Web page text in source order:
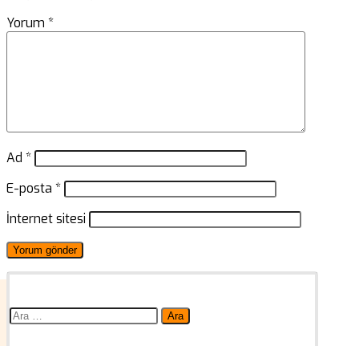
Yorum *
Ad *
E-posta *
İnternet sitesi
Arama: